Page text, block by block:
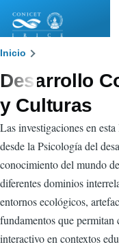
Sobrescribir
enlaces
de
ayuda
a
la
navegación
Inicio
Desarrollo
y Culturas
Las investigaciones en
desde la Psicología del
conocimiento del mundo
diferentes dominios
entornos ecológicos,
fundamentos que permitan
interactivo en contextos